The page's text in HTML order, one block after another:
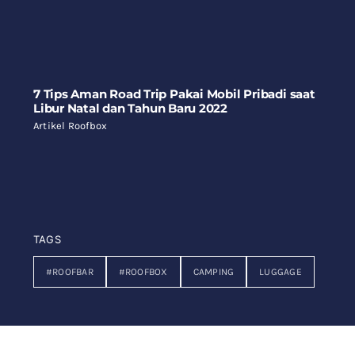
7 Tips Aman Road Trip Pakai Mobil Pribadi saat
Libur Natal dan Tahun Baru 2022
Artikel Roofbox
TAGS
#ROOFBAR #ROOFBOX CAMPING LUGGAGE